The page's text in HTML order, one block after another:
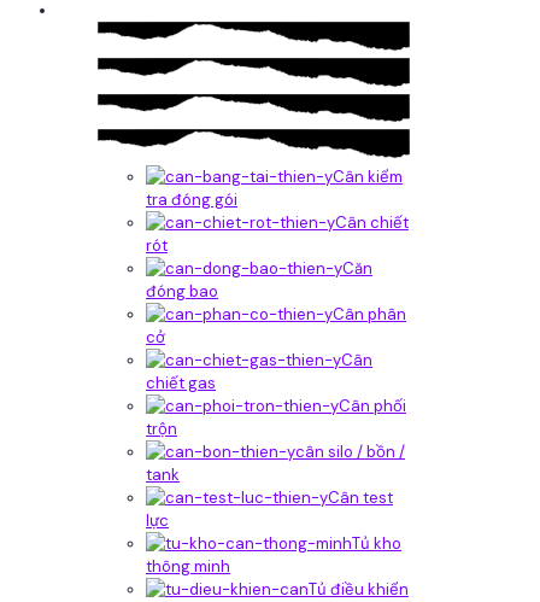
Cân kiểm
tra đóng gói
Cân chiết
rót
Căn
đóng bao
Cân phân
cở
Cân
chiết gas
Cân phối
trộn
cân silo / bồn /
tank
Cân test
lực
Tủ kho
thông minh
Tủ điều khiển